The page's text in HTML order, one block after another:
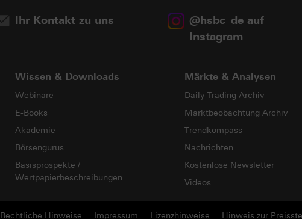
Ihr Kontakt zu uns
@hsbc_de auf
Instagram
Wissen & Downloads
Webinare
E-Books
Akademie
Börsengurus
Basisprospekte /
Wertpapierbeschreibungen
Märkte & Analysen
Daily Trading Archiv
Marktbeobachtung Archiv
Trendkompass
Nachrichten
Kostenlose Newsletter
Videos
Rechtliche Hinweise Impressum Lizenzhinweise Hinweis zur